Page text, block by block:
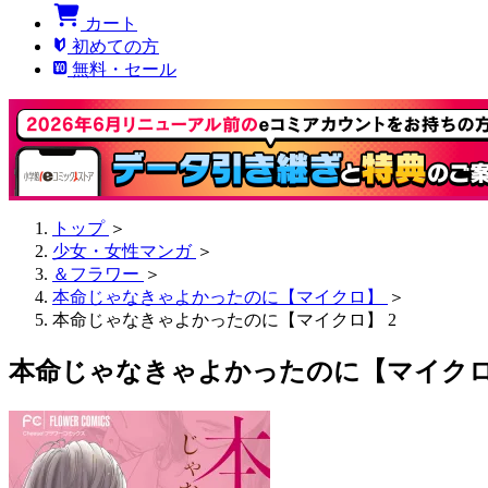
カート
初めての方
無料・セール
トップ ＞
少女・女性マンガ ＞
＆フラワー ＞
本命じゃなきゃよかったのに【マイクロ】
＞
本命じゃなきゃよかったのに【マイクロ】 2
本命じゃなきゃよかったのに【マイク